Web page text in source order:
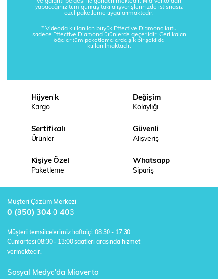
ve garanti belgesi ile gönderilmektedir. Mia Vento’dan
yapacağınız tüm gümüş takı alışverişlerinizde istisnasız
özel paketleme uygulanmaktadır.
* Videoda kullanılan büyük Effective Diamond kutu
sadece Effective Diamond ürünlerde geçerlidir. Geri kalan
öğeler tüm paketlemelerde şık bir şekilde
kullanılmaktadır.
Hijyenik
Kargo
Değişim
Kolaylığı
Sertifikalı
Ürünler
Güvenli
Alışveriş
Kişiye Özel
Paketleme
Whatsapp
Sipariş
Müşteri Çözüm Merkezi
0 (850) 304 0 403
Müşteri temsilcelerimiz haftaiçi: 08:30 - 17:30
Cumartesi 08:30 - 13:00 saatleri arasında hizmet
vermektedir.
Sosyal Medya'da Miavento